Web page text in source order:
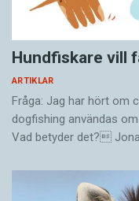
Hundfiskare vill
ARTIKLAR
Fråga: Jag har hört om
dogfishing användas
Vad betyder det?